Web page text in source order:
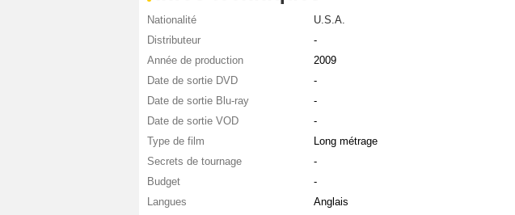
Nationalité
U.S.A.
Distributeur
-
Année de production
2009
Date de sortie DVD
-
Date de sortie Blu-ray
-
Date de sortie VOD
-
Type de film
Long métrage
Secrets de tournage
-
Budget
-
Langues
Anglais